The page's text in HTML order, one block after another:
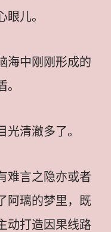
儿。
海中刚刚形成的
清澈多了。
难言之隐亦或者
阿璃的梦里，既
动打造因果线路